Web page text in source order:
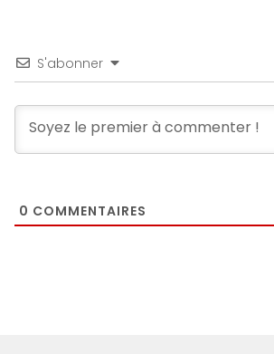
S'abonner
0 COMMENTAIRES